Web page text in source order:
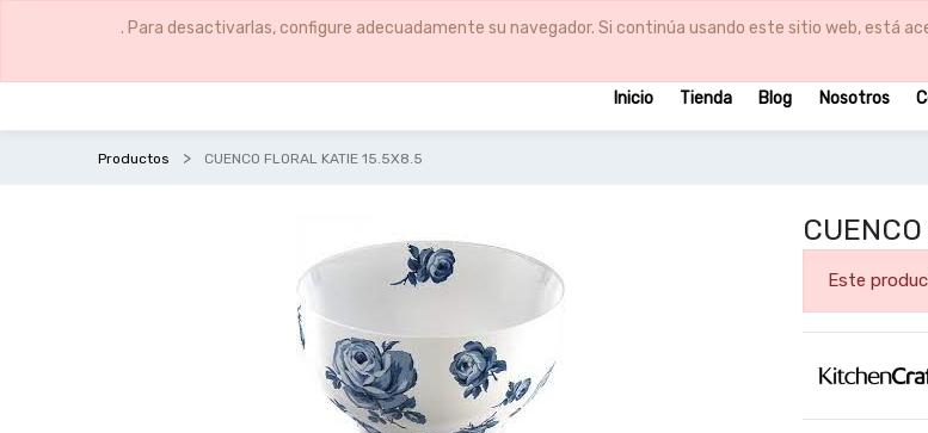
. Para desactivarlas, configure adecuadamente su navegador. Si continúa usando este sitio web, está
Inicio Tienda Blog Nosotros
Productos CUENCO FLORAL KATIE 15.5X8.5
Este